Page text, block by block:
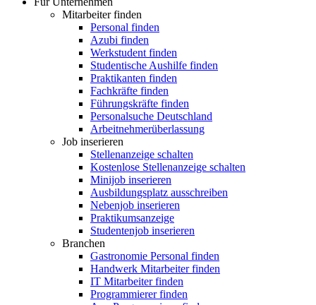
Mitarbeiter finden
Personal finden
Azubi finden
Werkstudent finden
Studentische Aushilfe finden
Praktikanten finden
Fachkräfte finden
Führungskräfte finden
Personalsuche Deutschland
Arbeitnehmerüberlassung
Job inserieren
Stellenanzeige schalten
Kostenlose Stellenanzeige schalten
Minijob inserieren
Ausbildungsplatz ausschreiben
Nebenjob inserieren
Praktikumsanzeige
Studentenjob inserieren
Branchen
Gastronomie Personal finden
Handwerk Mitarbeiter finden
IT Mitarbeiter finden
Programmierer finden